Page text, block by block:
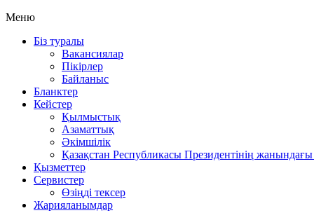
Меню
Біз туралы
Вакансиялар
Пікірлер
Байланыс
Бланктер
Кейстер
Қылмыстық
Азаматтық
Әкімшілік
Қазақстан Республикасы Президентінің
Қызметтер
Сервистер
Өзіңді тексер
Жарияланымдар